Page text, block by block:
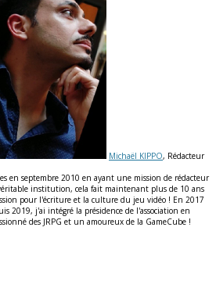
Michaël KIPPO, Rédacteur
en septembre 2010 en ayant une mission de rédacteur
institution, cela fait maintenant plus de 10 ans
pour l'écriture et la culture du jeu vidéo ! En 2017
2019, j'ai intégré la présidence de l'association en
des JRPG et un amoureux de la GameCube !